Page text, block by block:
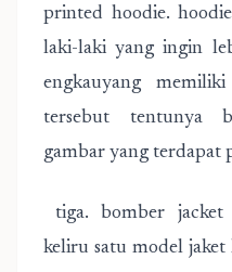
printed hoodie.
laki-laki yang ingin
engkauyang
tersebut tentunya
gambar yang terdapat
tiga. bomber jacket
keliru satu model